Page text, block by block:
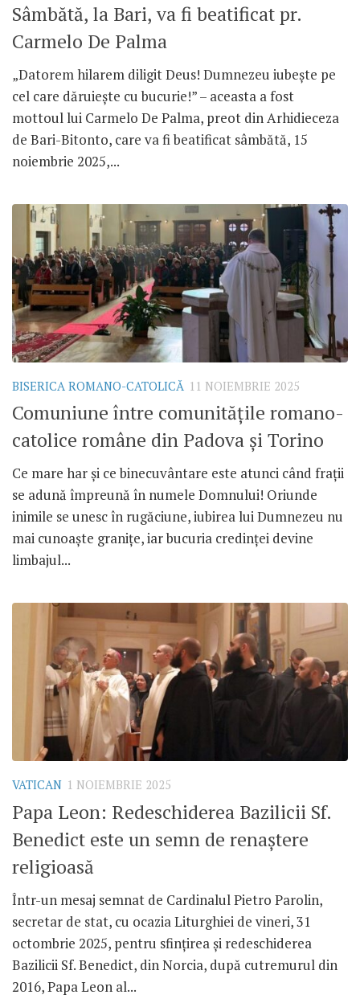
Sâmbătă, la Bari, va fi beatificat pr.
Carmelo De Palma
„Datorem hilarem diligit Deus! Dumnezeu iubește pe
cel care dăruiește cu bucurie!” – aceasta a fost
mottoul lui Carmelo De Palma, preot din Arhidieceza
de Bari-Bitonto, care va fi beatificat sâmbătă, 15
noiembrie 2025,...
BISERICA ROMANO-CATOLICĂ 11 NOIEMBRIE 2025
Comuniune între comunitățile romano-
catolice române din Padova și Torino
Ce mare har și ce binecuvântare este atunci când frații
se adună împreună în numele Domnului! Oriunde
inimile se unesc în rugăciune, iubirea lui Dumnezeu nu
mai cunoaște granițe, iar bucuria credinței devine
limbajul...
VATICAN 1 NOIEMBRIE 2025
Papa Leon: Redeschiderea Bazilicii Sf.
Benedict este un semn de renaștere
religioasă
Într-un mesaj semnat de Cardinalul Pietro Parolin,
secretar de stat, cu ocazia Liturghiei de vineri, 31
octombrie 2025, pentru sfințirea și redeschiderea
Bazilicii Sf. Benedict, din Norcia, după cutremurul din
2016, Papa Leon al...